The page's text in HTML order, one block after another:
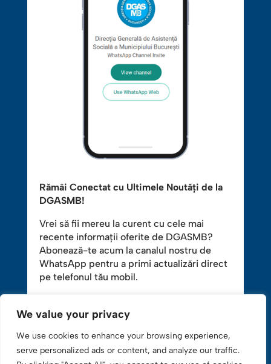
We value your privacy
We use cookies to enhance your browsing experience,
serve personalized ads or content, and analyze our traffic.
Rămâi Conectat cu Ultimele Noutăți de la
DGASMB!
Vrei să fii mereu la curent cu cele mai
recente informații oferite de DGASMB?
Abonează-te acum la canalul nostru de
WhatsApp pentru a primi actualizări direct
pe telefonul tău mobil.
de acord să primești mesaje informative și
actualizări prin intermediul WhatsApp de la